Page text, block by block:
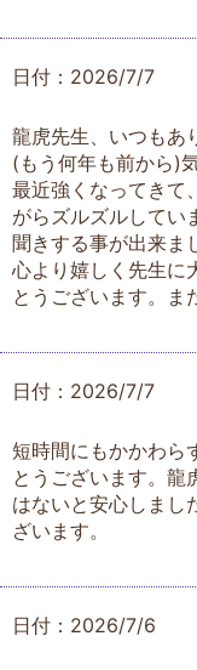
日付：2026/7/7
龍虎先生、いつもあ
(もう何年も前から)
最近強くなってきて
がらズルズルしてい
聞きする事が出来ま
心より嬉しく先生に
とうございます。ま
日付：2026/7/7
短時間にもかかわら
とうございます。龍
はないと安心しまし
ざいます。
日付：2026/7/6